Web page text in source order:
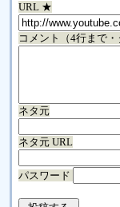
URL ★
コメント（4行まで
ネタ元
ネタ元 URL
パスワード